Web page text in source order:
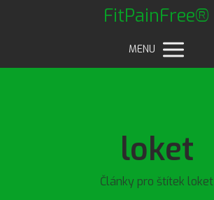
FitPainFree®
MENU
loket
Články pro štítek loket